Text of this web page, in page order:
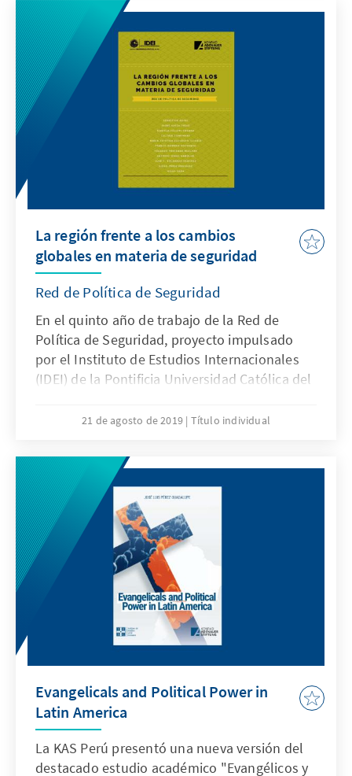
notwendigen Mehrheiten im Parlament
versucht Vizcarra, die Straße zu mobilisieren.
Bisher ohne durchschlagenden Erfolg.
La región frente a los cambios
globales en materia de seguridad
Red de Política de Seguridad
En el quinto año de trabajo de la Red de
Política de Seguridad, proyecto impulsado
por el Instituto de Estudios Internacionales
(IDEI) de la Pontificia Universidad Católica del
en el Perú, presentamos la publicación "La
materia de seguridad", elaborado por
investigadores del Perú y de sus cinco países
vecinos (Ecuador, Colombia, Brasil, Bolivia y
Chile).
21 de agosto de 2019 Título individual
Evangelicals and Political Power in
Latin America
La KAS Perú presentó una nueva versión del
destacado estudio académico "Evangélicos y